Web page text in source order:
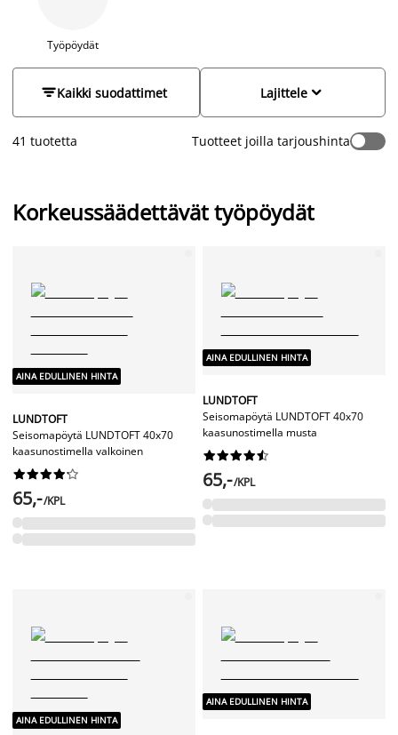
välillä, mikä tukee hyvinvointia pitkänkin työpäivän aikana.
korkeussäädettävä työpöytä JYSKistä.
Työpöydät
Kaikki suodattimet 
Lajittele
41 tuotetta Tuotteet joilla tarjoushinta
Korkeussäädettävät työpöydät
AINA EDULLINEN HINTA
LUNDTOFT
Seisomapöytä LUNDTOFT 40x70
kaasunostimella valkoinen






65,-/KPL
AINA EDULLINEN HINTA
LUNDTOFT
Seisomapöytä LUNDTOFT 40x70
kaasunostimella musta






65,-/KPL
AINA EDULLINEN HINTA
AINA EDULLINEN HINTA